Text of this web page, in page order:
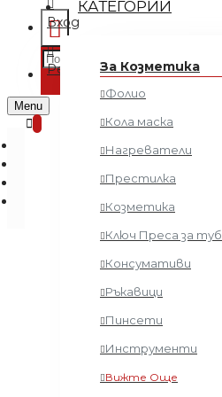
Регистрация
КАТЕГОРИИ
За Козметика
Фолио
Кола маска
Нагреватели
Престилка
Козметика
Ключ Преса за
Консумативи
Ръкавици
Пинсети
Инструменти
Вижте Още
0 продукта - € 0.00 (0.00
0
Вход
Регистрация
Menu